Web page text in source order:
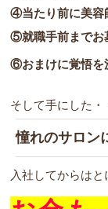
④当たり前に美容
⑤就職手前までお
⑥おまけに覚悟を
そして手にした・
憧れのサロン
入社してからはと